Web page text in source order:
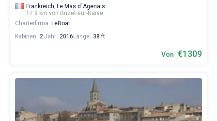
Frankreich, Le Mas d´Agenais
17.9 km von Buzet-sur-Baïse
Charterfirma: LeBoat
Kabinen: 2Jahr: 2016 Länge: 38 ft
Von €1309